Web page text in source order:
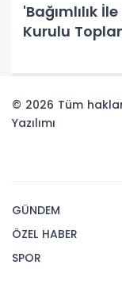
'Bağımlılık
Kurulu
© 2026 Tüm
Yazılımı
GÜNDEM
ÖZEL HABER
SPOR